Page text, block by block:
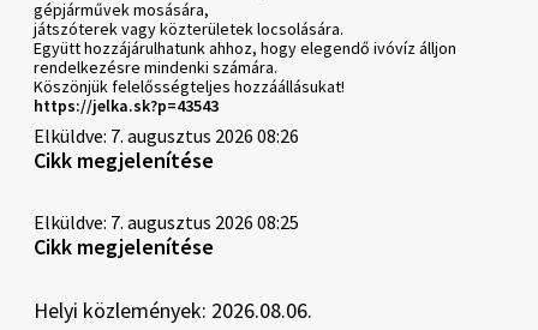
gépjárművek mosására,
játszóterek vagy közterületek locsolására.
Együtt hozzájárulhatunk ahhoz, hogy elegendő ivóvíz álljon
rendelkezésre mindenki számára.
Köszönjük felelősségteljes hozzáállásukat!
https://jelka.sk?p=43543
Elküldve: 7. augusztus 2026 08:26
Cikk megjelenítése
Elküldve: 7. augusztus 2026 08:25
Cikk megjelenítése
Helyi közlemények: 2026.08.06.